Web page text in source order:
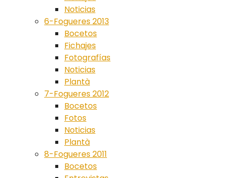
Noticias
6-Fogueres 2013
Bocetos
Fichajes
Fotografías
Noticias
Plantà
7-Fogueres 2012
Bocetos
Fotos
Noticias
Plantà
8-Fogueres 2011
Bocetos